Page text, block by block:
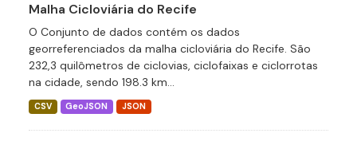
Malha Cicloviária do Recife
O Conjunto de dados contém os dados
georreferenciados da malha cicloviária do Recife. São
232,3 quilômetros de ciclovias, ciclofaixas e ciclorrotas
na cidade, sendo 198.3 km...
CSV GeoJSON JSON